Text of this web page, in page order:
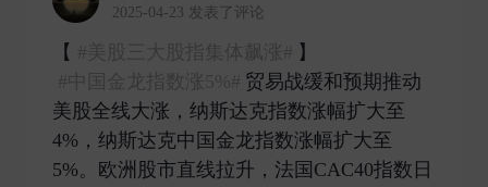
2025-04-23 发表了评论
【​​​
】
贸易战缓和预期推动
美股全线大涨，纳斯达克指数涨幅扩大至
4%，纳斯达克中国金龙指数涨幅扩大至
5%。欧洲股市直线拉升，法国CAC40指数日